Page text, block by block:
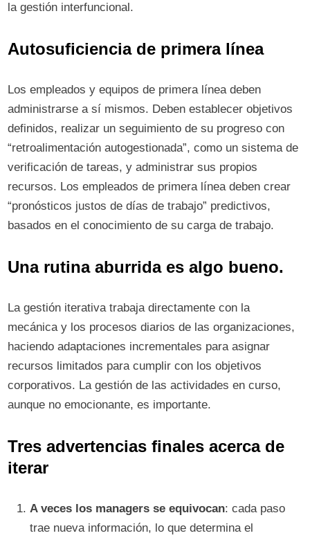
la gestión interfuncional.
Autosuficiencia de primera línea
Los empleados y equipos de primera línea deben
administrarse a sí mismos. Deben establecer objetivos
definidos, realizar un seguimiento de su progreso con
“retroalimentación autogestionada”, como un sistema de
verificación de tareas, y administrar sus propios
recursos. Los empleados de primera línea deben crear
“pronósticos justos de días de trabajo” predictivos,
basados ​​en el conocimiento de su carga de trabajo.
Una rutina aburrida es algo bueno.
La gestión iterativa trabaja directamente con la
mecánica y los procesos diarios de las organizaciones,
haciendo adaptaciones incrementales para asignar
recursos limitados para cumplir con los objetivos
corporativos. La gestión de las actividades en curso,
aunque no emocionante, es importante.
Tres advertencias finales acerca de
iterar
A veces los managers se equivocan: cada paso
trae nueva información, lo que determina el